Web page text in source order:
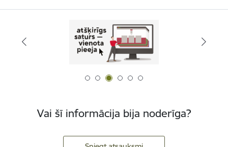
Vai šī informācija bija noderīga?